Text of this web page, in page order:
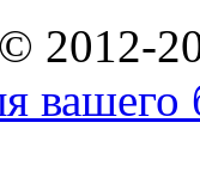
вашего